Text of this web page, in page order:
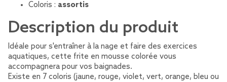
Coloris : assortis
Description du produit
Idéale pour s'entraîner à la nage et faire des exercices
aquatiques, cette frite en mousse colorée vous
accompagnera pour vos baignades.
Existe en 7 coloris (jaune, rouge, violet, vert, orange, bleu ou